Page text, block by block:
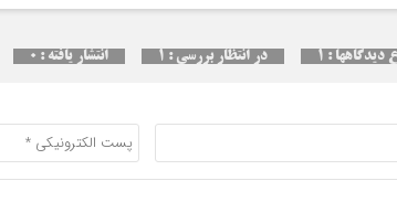
دیدگاهها : ۱ در انتظار بررسی : ۱ انتشار یافته : ۰